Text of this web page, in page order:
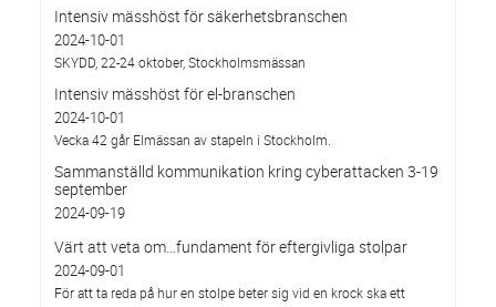
Intensiv mässhöst för säkerhetsbranschen
2024-10-01
SKYDD, 22-24 oktober, Stockholmsmässan
Intensiv mässhöst för el-branschen
2024-10-01
Vecka 42 går Elmässan av stapeln i Stockholm.
Sammanställd kommunikation kring cyberattacken 3-19
september
2024-09-19
Värt att veta om…fundament för eftergivliga stolpar
2024-09-01
För att ta reda på hur en stolpe beter sig vid en krock ska ett